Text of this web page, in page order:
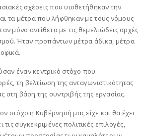
σχέσεις που υιοθετήθηκαν την
τα μέτρα που λήφθηκαν με τους νόμους
μόνο αντίθετα με τις θεμελιώδεις αρχές
Ήταν προπάντων μέτρα άδικα, μέτρα
έναν κεντρικό στόχο που
τη βελτίωση της ανταγωνιστικότητας
στη βάση της συντριβής της εργασίας.
στόχο η Κυβέρνησή μας είχε και θα έχει
συγκεκριμένες πολιτικές επιλογές,